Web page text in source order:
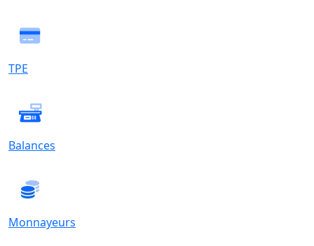
TPE
Balances
Monnayeurs